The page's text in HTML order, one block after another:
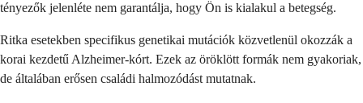
tényezők jelenléte nem garantálja, hogy Ön is kialakul a betegség.
Ritka esetekben specifikus genetikai mutációk közvetlenül okozzák a
korai kezdetű Alzheimer-kórt. Ezek az öröklött formák nem gyakoriak,
de általában erősen családi halmozódást mutatnak.